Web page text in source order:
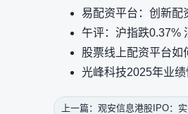
易配资平台：创新配
午评：沪指跌0.37%
股票线上配资平台如
光峰科技2025年业
上一篇：观安信息港股IPO：